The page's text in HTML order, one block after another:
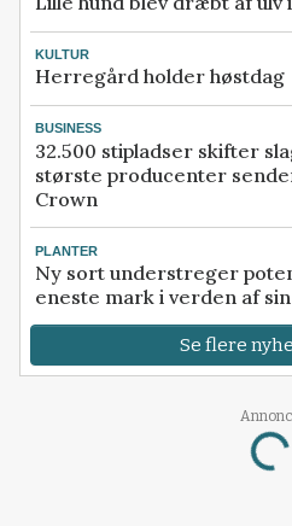
KULTUR
Herregård holder høstdag
BUSINESS
32.500 stipladser skifter
største producenter
Crown
PLANTER
Ny sort understreger
eneste mark i verden af sin
Se flere